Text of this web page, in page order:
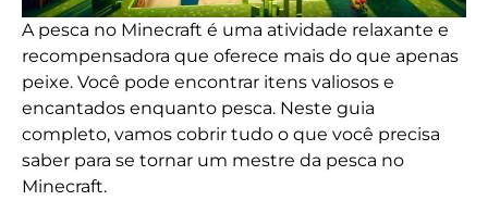
A pesca no Minecraft é uma atividade relaxante e
recompensadora que oferece mais do que apenas
peixe. Você pode encontrar itens valiosos e
encantados enquanto pesca. Neste guia
completo, vamos cobrir tudo o que você precisa
saber para se tornar um mestre da pesca no
Minecraft.